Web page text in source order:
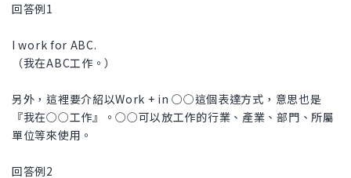
回答例1
I work for ABC.
（我在ABC工作。）
另外，這裡要介紹以Work + in ○○這個表達方式，意思也是
『我在○○工作』。○○可以放工作的行業、產業、部門、所屬
單位等來使用。
回答例2